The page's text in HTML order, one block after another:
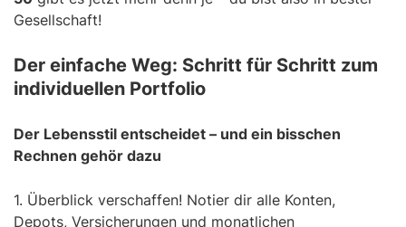
Gesellschaft!
Der einfache Weg: Schritt für Schritt zum
individuellen Portfolio
Der Lebensstil entscheidet – und ein bisschen
Rechnen gehör dazu
1. Überblick verschaffen! Notier dir alle Konten,
Depots, Versicherungen und monatlichen